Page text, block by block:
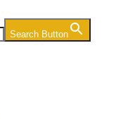
Search Button